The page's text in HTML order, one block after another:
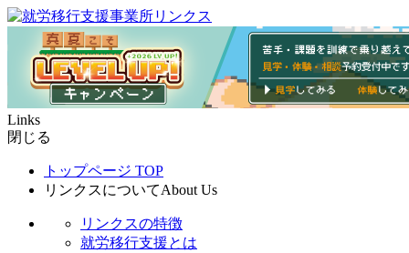
Links
閉じる
トップページ TOP
リンクスについてAbout Us
リンクスの特徴
就労移行支援とは